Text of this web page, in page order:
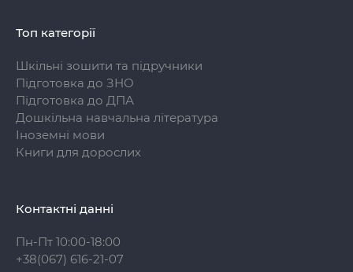
Топ категорії
Шкільні зошити та підручники
Підготовка до ЗНО
Підготовка до ДПА
Дошкільна навчальна література
Іноземні мови
Книги для дорослих
Контактні данні
Пн-Пт 10:00-18:00
+38(067) 616-21-07